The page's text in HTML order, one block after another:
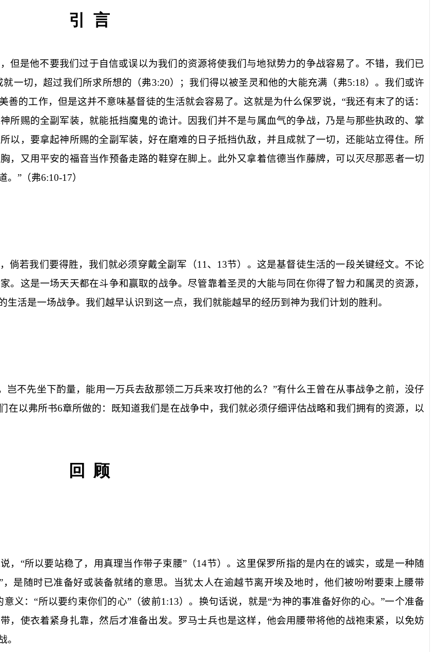
引 言
但是他不要我们过于自信或误以为我们的资源将使我们与地狱势力的争战容易了。不错，我们已
一切，超过我们所求所想的（弗3:20）；我们得以被圣灵和他的大能充满（弗5:18）。我们或许
的工作，但是这并不意味基督徒的生活就会容易了。这就是为什么保罗说，“我还有末了的话：
所赐的全副军装，就能抵挡魔鬼的诡计。因我们并不是与属血气的争战，乃是与那些执政的、掌
以，要拿起神所赐的全副军装，好在磨难的日子抵挡仇敌，并且成就了一切，还能站立得住。所
，又用平安的福音当作预备走路的鞋穿在脚上。此外又拿着信德当作藤牌，可以灭尽那恶者一切
。”（弗6:10-17）
倘若我们要得胜，我们就必须穿戴全副军（11 、 13节）。这是基督徒生活的一段关键经文。不论
。这是一场天天都在斗争和赢取的战争。尽管靠着圣灵的大能与同在你得了智力和属灵的资源，
活是一场战争。我们越早认识到这一点，我们就能越早的经历到神为我们计划的胜利。
岂不先坐下酌量，能用一万兵去敌那领二万兵来攻打他的么？”有什么王曾在从事战争之前，没仔
在以弗所书6章所做的：既知道我们是在战争中，我们就必须仔细评估战略和我们拥有的资源，以
回 顾
，“所以要站稳了，用真理当作带子束腰”（14节）。这里保罗所指的是内在的诚实，或是一种随
是随时已准备好或装备就绪的意思。当犹太人在逾越节离开埃及地时，他们被吩咐要束上腰带
义：“所以要约束你们的心”（彼前1:13）。换句话说，就是“为神的事准备好你的心。”一个准备
，使衣着紧身扎靠，然后才准备出发。罗马士兵也是这样，他会用腰带将他的战袍束紧，以免妨
。